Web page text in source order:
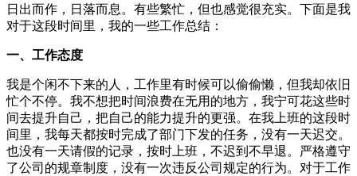
日出而作，日落而息。有些繁忙，但也感觉很充实。下面是我
对于这段时间里，我的一些工作总结：
一、工作态度
我是个闲不下来的人，工作里有时候可以偷偷懒，但我却依旧
忙个不停。我不想把时间浪费在无用的地方，我宁可花这些时
间去提升自己，把自己的能力提升的更强。在我上班的这段时
间里，我每天都按时完成了部门下发的任务，没有一天迟交。
也没有一天请假的记录，按时上班，不迟到不早退。严格遵守
了公司的规章制度，没有一次违反公司规定的行为。对于工作